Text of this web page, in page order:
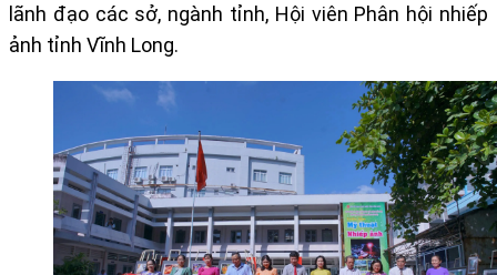
lãnh đạo các sở, ngành tỉnh, Hội viên Phân hội nhiếp
ảnh tỉnh Vĩnh Long.